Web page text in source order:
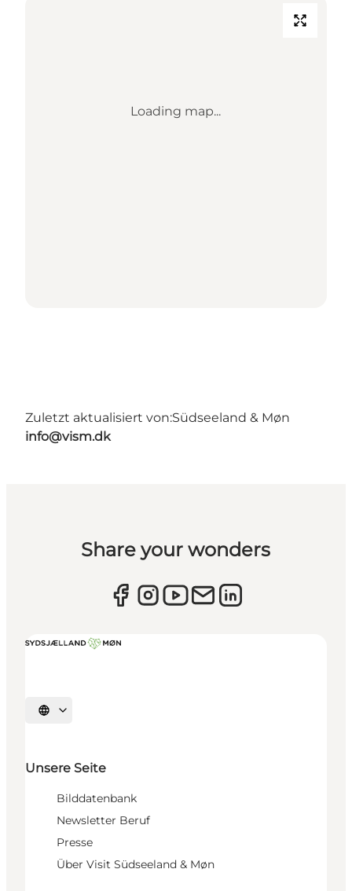
Loading map...
Zuletzt aktualisiert von:Südseeland & Møn
info@vism.dk
Share your wonders
Sprache auswählen
Unsere Seite
Bilddatenbank
Newsletter Beruf
Presse
Über Visit Südseeland & Møn